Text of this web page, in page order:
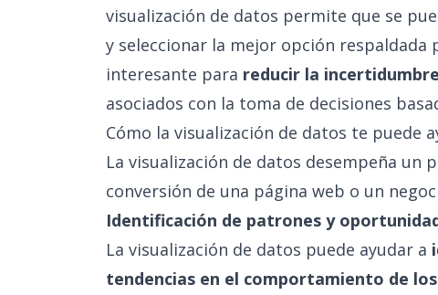
visualización de datos permite que se
y seleccionar la mejor opción respaldada
interesante para reducir la
asociados con la toma de decisiones
Cómo la visualización de datos te puede
La visualización de datos desempeña un
conversión de una página web o un
Identificación de patrones y
La visualización de datos puede ayudar a
tendencias en el comportamiento de